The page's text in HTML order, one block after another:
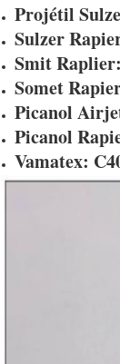
Projétil
Sulzer
Smit
Somet
Picanol
Picanol
Vamatex: